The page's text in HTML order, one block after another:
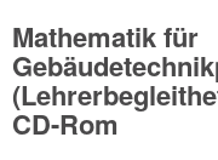
Mathematik für
CD-Rom